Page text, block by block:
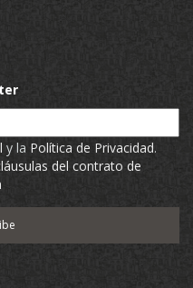
y la Política de Privacidad.
del contrato de